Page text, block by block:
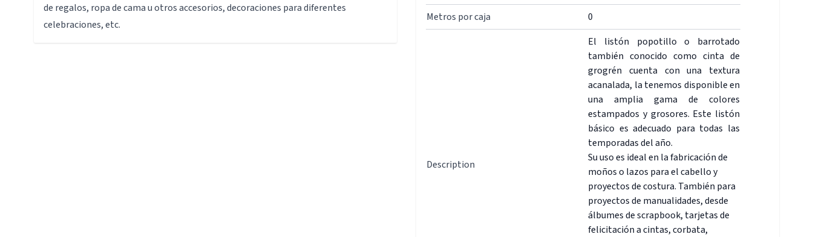
de regalos, ropa de cama u otros accesorios, decoraciones para diferentes
celebraciones, etc.
Metros por caja
0
Description
El listón popotillo o barrotado
también conocido como cinta de
grogrén cuenta con una textura
acanalada, la tenemos disponible en
una amplia gama de colores
estampados y grosores. Este listón
básico es adecuado para todas las
temporadas del año.
Su uso es ideal en la fabricación de
moños o lazos para el cabello y
proyectos de costura. También para
proyectos de manualidades, desde
álbumes de scrapbook, tarjetas de
felicitación a cintas, corbata,